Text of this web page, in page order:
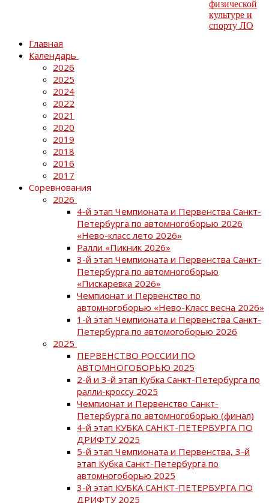
Главная
Календарь
2026
2025
2024
2022
2021
2020
2019
2018
2016
2017
Соревнования
2026
4-й этап Чемпионата и Первенства Санкт-
Петербурга по автомногоборью 2026
«Нево-класс лето 2026»
Ралли «Пикник 2026»
3-й этап Чемпионата и Первенства Санкт-
Петербурга по автомногоборью
«Пискаревка 2026»
Чемпионат и Первенство по
автомногоборью «Нево-Класс весна 2026»
1-й этап Чемпионата и Первенства Санкт-
Петербурга по автомогоборью 2026
2025
ПЕРВЕНСТВО РОССИИ ПО
АВТОМНОГОБОРЬЮ 2025
2-й и 3-й этап Кубка Санкт-Петербурга по
ралли-кроссу 2025
Чемпионат и Первенство Санкт-
Петербурга по автомногоборью (финал)
4-й этап КУБКА САНКТ-ПЕТЕРБУРГА ПО
ДРИФТУ 2025
5-й этап Чемпионата и Первенства, 3-й
этап Кубка Санкт-Петербурга по
автомногоборью 2025
3-й этап КУБКА САНКТ-ПЕТЕРБУРГА ПО
ДРИФТУ 2025